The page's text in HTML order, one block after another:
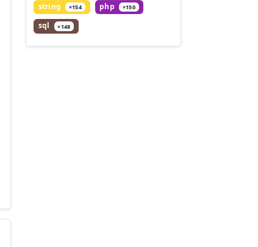
string ×154 php ×150
sql ×148